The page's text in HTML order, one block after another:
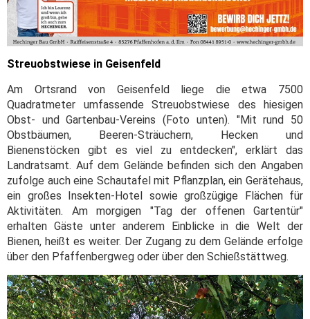
Streuobstwiese in Geisenfeld
Am Ortsrand von Geisenfeld liege die etwa 7500
Quadratmeter umfassende Streuobstwiese des hiesigen
Obst- und Gartenbau-Vereins (Foto unten). "Mit rund 50
Obstbäumen, Beeren-Sträuchern, Hecken und
Bienenstöcken gibt es viel zu entdecken", erklärt das
Landratsamt. Auf dem Gelände befinden sich den Angaben
zufolge auch eine Schautafel mit Pflanzplan, ein Gerätehaus,
ein großes Insekten-Hotel sowie großzügige Flächen für
Aktivitäten. Am morgigen "Tag der offenen Gartentür"
erhalten Gäste unter anderem Einblicke in die Welt der
Bienen, heißt es weiter. Der Zugang zu dem Gelände erfolge
über den Pfaffenbergweg oder über den Schießstättweg.